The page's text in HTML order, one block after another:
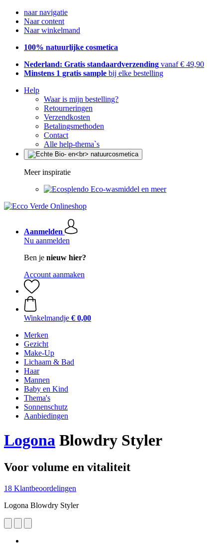
naar navigatie
Naar content
Naar winkelmand
100% natuurlijke cosmetica
Nederland: Gratis standaardverzending vanaf € 49,90
Minstens 1 gratis sample bij elke bestelling
Help
Waar is mijn bestelling?
Retourneringen
Verzendkosten
Betalingsmethoden
Contact
Alle help-thema`s
Meer inspiratie
Eco-wasmiddel en meer
Aanmelden
Nu aanmelden
Ben je nieuw hier?
Account aanmaken
Winkelmandje € 0,00
Merken
Gezicht
Make-Up
Lichaam & Bad
Haar
Mannen
Baby en Kind
Thema's
Sonnenschutz
Aanbiedingen
Logona Blowdry Styler
Voor volume en vitaliteit
18 Klantbeoordelingen
Logona Blowdry Styler